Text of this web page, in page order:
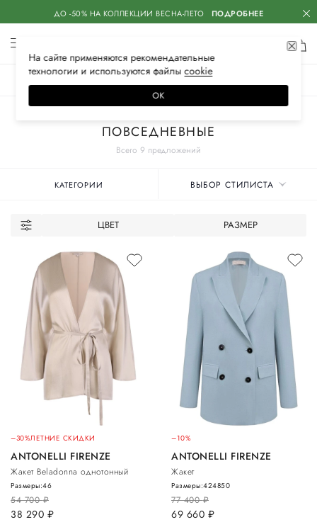
ДО -50% НА КОЛЛЕКЦИИ ВЕСНА-ЛЕТО ПОДРОБНЕЕ
Всего 9 предложений
ПОВСЕДНЕВНЫЕ
КАТЕГОРИИ ВЫБОР СТИЛИСТА
ЦВЕТ РАЗМЕР
–30%ЛЕТНИЕ СКИДКИ
ANTONELLI FIRENZE
Жакет Beladonna однотонный
54 700руб.
38 290 руб.
Размеры:46
–10%
ANTONELLI FIRENZE
Жакет
77 400руб.
69 660 руб.
Размеры:424850
На сайте применяются рекомендательные
технологии и используются файлысооkiе
ОК